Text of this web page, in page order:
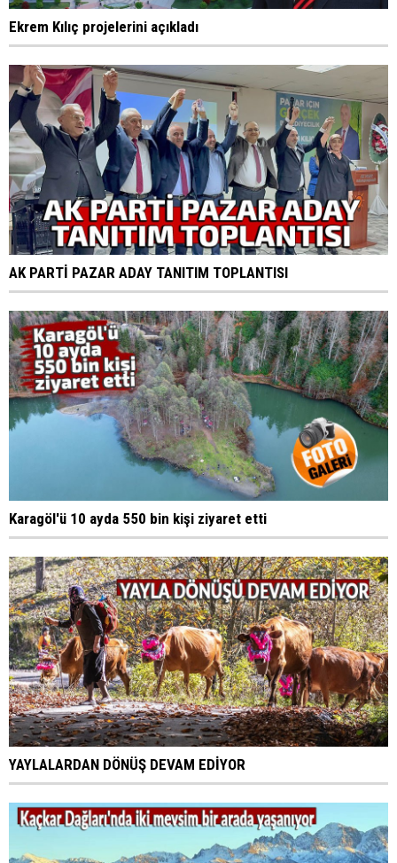
Ekrem Kılıç projelerini açıkladı
AK PARTİ PAZAR ADAY TANITIM TOPLANTISI
Karagöl'ü 10 ayda 550 bin kişi ziyaret etti
YAYLALARDAN DÖNÜŞ DEVAM EDİYOR